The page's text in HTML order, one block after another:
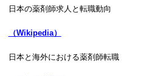
日本の薬剤師求人と転職動向
（Wikipedia）
日本と海外における薬剤師転職